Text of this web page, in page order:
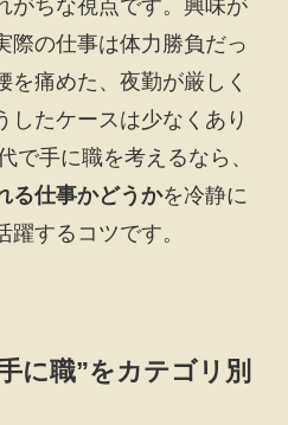
がちな視点です。興味が
際の仕事は体力勝負だっ
を痛めた、夜勤が厳しく
たケースは少なくあり
で手に職を考えるなら、
る仕事かどうかを冷静に
するコツです。
に職”をカテゴリ別